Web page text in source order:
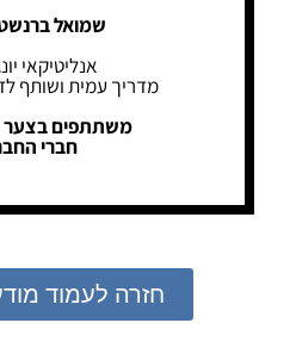
שמואל
אנליטיקאי
מדריך עמית ושותף
משתתפים
חברי
חזרה לעמוד